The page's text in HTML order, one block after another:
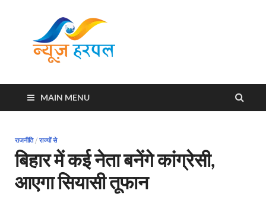
MAIN MENU
राजनीति/ राज्यों से
बिहार में कई नेता बनेंगे कांग्रेसी,
आएगा सियासी तूफान